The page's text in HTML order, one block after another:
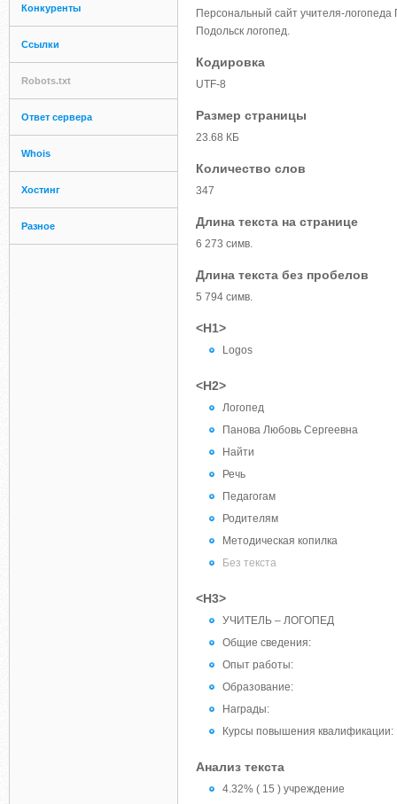
Конкуренты
Ссылки
Robots.txt
Ответ сервера
Whois
Хостинг
Разное
Персональный сайт учителя-
Подольск логопед.
Кодировка
UTF-8
Размер страницы
23.68 КБ
Количество слов
347
Длина текста на странице
6 273 симв.
Длина текста без пробелов
5 794 симв.
<H1>
Logos
<H2>
Логопед
Панова Любовь Сергеевна
Найти
Речь
Педагогам
Родителям
Методическая копилка
Без текста
<H3>
УЧИТЕЛЬ – ЛОГОПЕД
Общие сведения:
Опыт работы:
Образование:
Награды:
Курсы повышения квалификации:
Анализ текста
4.32% ( 15 ) учреждение